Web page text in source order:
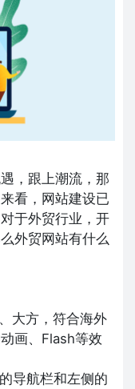
，跟上潮流，那
看，网站建设已
于外贸行业，开
外贸网站有什么
大方，符合海外
画、Flash等效
导航栏和左侧的